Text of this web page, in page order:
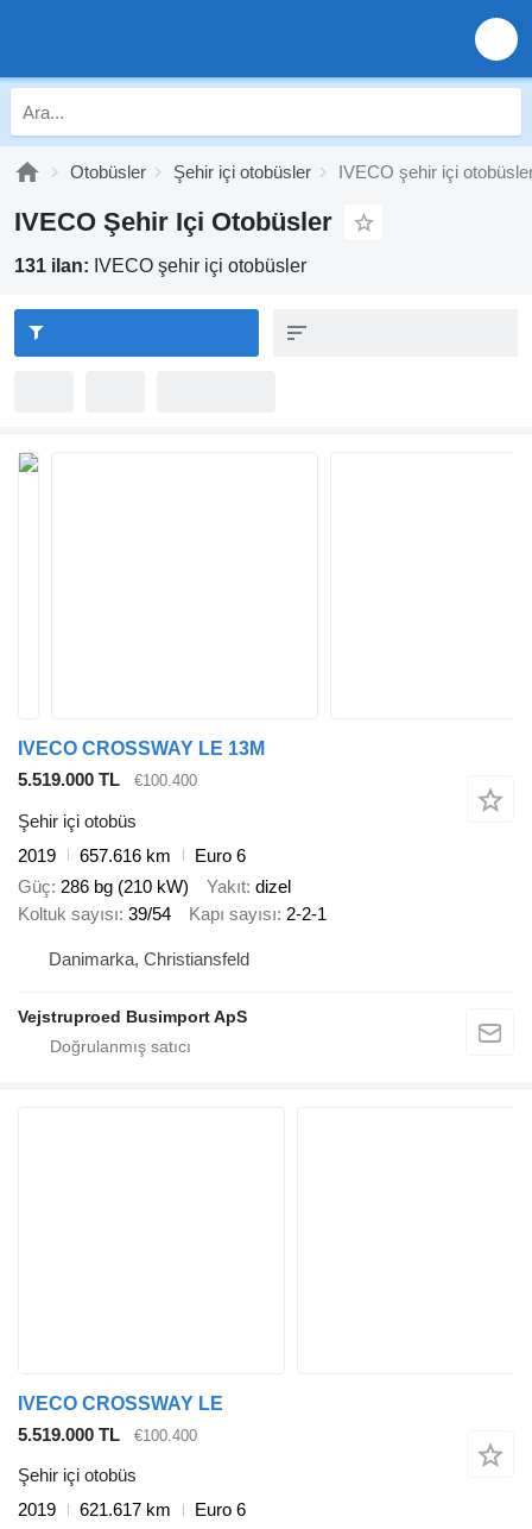
Otobüsler Şehir içi otobüsler IVECO şehir içi
IVECO Şehir Içi Otobüsler
131 ilan: IVECO şehir içi otobüsler
IVECO CROSSWAY LE 13M
5.519.000 TL
€100.400
Şehir içi otobüs
2019
657.616 km
Euro 6
Güç 286 bg (210 kW) Yakıt dizel
Koltuk sayısı 39/54 Kapı sayısı 2-2-1
Danimarka, Christiansfeld
Vejstruproed Busimport ApS
IVECO CROSSWAY LE
5.519.000 TL
€100.400
Şehir içi otobüs
2019
621.617 km
Euro 6